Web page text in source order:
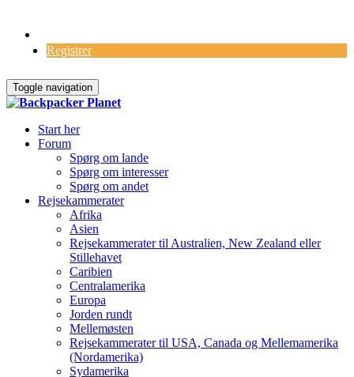
Registrer
Toggle navigation
Start her
Forum
Spørg om lande
Spørg om interesser
Spørg om andet
Rejsekammerater
Afrika
Asien
Rejsekammerater til Australien, New Zealand eller
Stillehavet
Caribien
Centralamerika
Europa
Jorden rundt
Mellemøsten
Rejsekammerater til USA, Canada og Mellemamerika
(Nordamerika)
Sydamerika